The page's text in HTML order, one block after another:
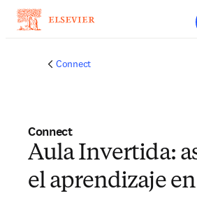
Connect
Connect
Aula Invertida:
el aprendizaje